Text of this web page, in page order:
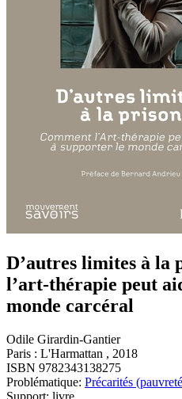
D’autres limites à la
l’art-thérapie peut
monde carcéral
Odile Girardin-Gantier
Paris : L'Harmattan , 2018
ISBN 9782343138275
Problématique: Précarités
Support: livre